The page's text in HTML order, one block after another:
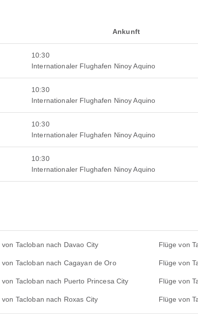
Ankunft
10:30
Internationaler Flughafen Ninoy Aquino
10:30
Internationaler Flughafen Ninoy Aquino
10:30
Internationaler Flughafen Ninoy Aquino
10:30
Internationaler Flughafen Ninoy Aquino
von Tacloban nach Davao City Flüge von
von Tacloban nach Cagayan de Oro Flüge von
von Tacloban nach Puerto Princesa City Flüge von
von Tacloban nach Roxas City Flüge von